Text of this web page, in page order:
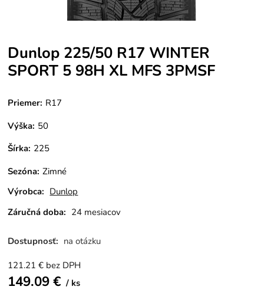
Dunlop 225/50 R17 WINTER
SPORT 5 98H XL MFS 3PMSF
Priemer: R17
Výška: 50
Šírka: 225
Sezóna: Zimné
Výrobca: Dunlop
Záručná doba: 24 mesiacov
Dostupnosť: na otázku
121.21 € bez DPH
149.09€ ks